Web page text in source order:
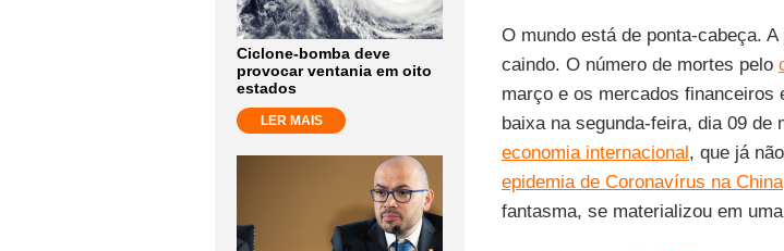
Ciclone-bomba deve
provocar ventania em oito
estados
LER MAIS
O mundo está de ponta-cabeça. A
caindo. O número de mortes pelo
março e os mercados financeiros
baixa na segunda-feira, dia 09
economia internacional, que já
epidemia de Coronavírus na China
fantasma, se materializou em uma